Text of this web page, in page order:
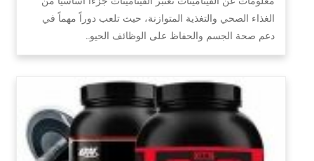
الغذاء الصحي والتغذية المتوازنة، حيث تلعب دوراً مهماً في
دعم صحة الجسم والحفاظ على الوظائف الحيو…